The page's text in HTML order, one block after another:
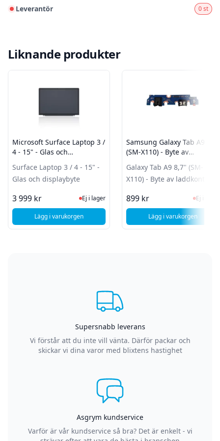
Leverantör 0 st
Liknande produkter
Microsoft Surface Laptop 3 /
4 - 15" - Glas och
Surface Laptop 3 / 4 - 15" -
Glas och displaybyte
3 999 kr Ej i lager, besök produktsidan för
Ej i lager
Lägg i varukorgen, Microsoft Surface Laptop 3 / 4 - 15" - Glas och displaybyte
Samsung Galaxy Tab A9 8,7"
(SM-X110) - Byte av
Galaxy Tab A9 8,7" (SM-
X110) - Byte av laddkontakt
899 kr Ej i
Ej i lager
Lägg i varukorgen
, Samsung
Supersnabb leverans
Vi förstår att du inte vill vänta. Därför packar och
skickar vi dina varor med blixtens hastighet
Asgrym kundservice
Varför är vår kundservice så bra? Det är enkelt - vi